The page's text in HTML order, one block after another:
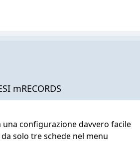
mRECORDS
una configurazione davvero facile
solo tre schede nel menu